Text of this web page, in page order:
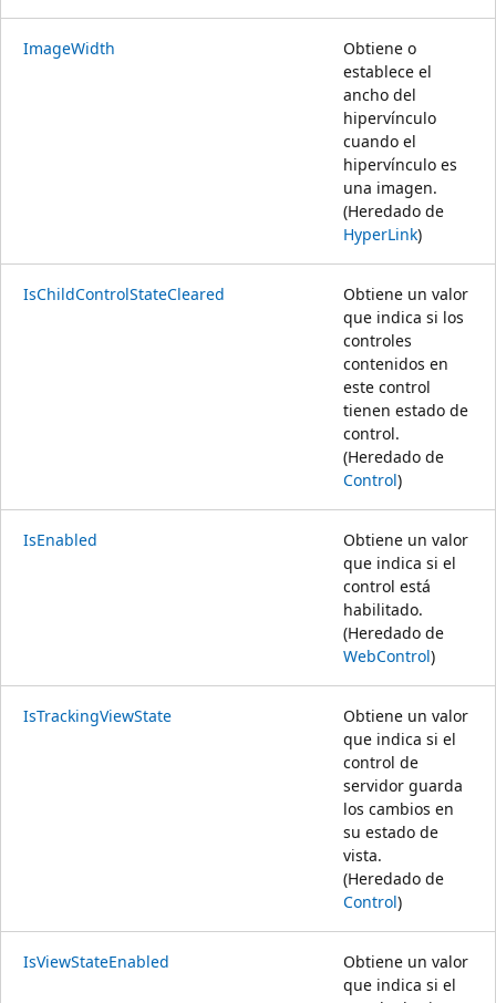
ImageWidth
Obtiene o
establece el
ancho del
hipervínculo
cuando el
hipervínculo es
una imagen.
(Heredado de
HyperLink)
IsChildControlStateCleared
Obtiene un valor
que indica si los
controles
contenidos en
este control
tienen estado de
control.
(Heredado de
Control)
IsEnabled
Obtiene un valor
que indica si el
control está
habilitado.
(Heredado de
WebControl)
IsTrackingViewState
Obtiene un valor
que indica si el
control de
servidor guarda
los cambios en
su estado de
vista.
(Heredado de
Control)
IsViewStateEnabled
Obtiene un valor
que indica si el